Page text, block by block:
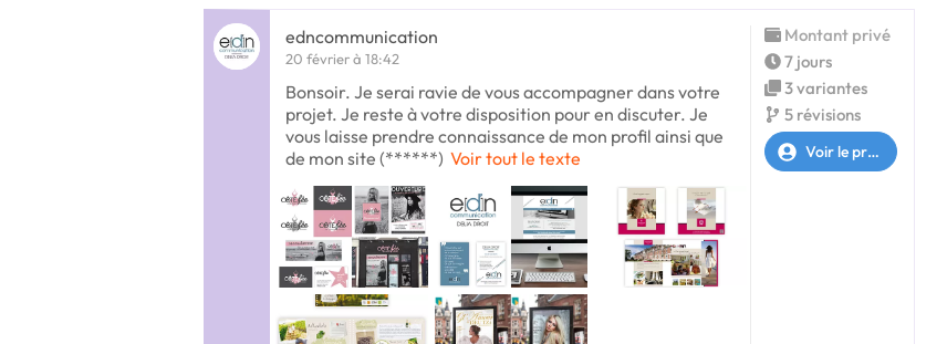
edncommunication
20 février à 18:42
Bonsoir. Je serai ravie de vous accompagner dans votre
projet. Je reste à votre disposition pour en discuter. Je
vous laisse prendre connaissance de mon profil ainsi que
de mon site (******) Voir tout le texte
Montant privé
7 jours
3 variantes
5 révisions
Voir le profil